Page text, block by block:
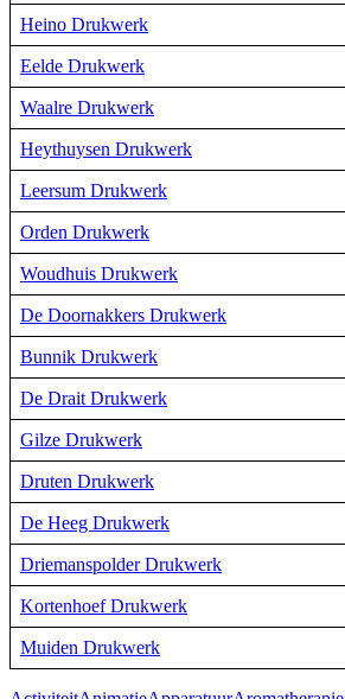
Heino Drukwerk
Eelde Drukwerk
Waalre Drukwerk
Heythuysen Drukwerk
Leersum Drukwerk
Orden Drukwerk
Woudhuis Drukwerk
De Doornakkers Drukwerk
Bunnik Drukwerk
De Drait Drukwerk
Gilze Drukwerk
Druten Drukwerk
De Heeg Drukwerk
Driemanspolder Drukwerk
Kortenhoef Drukwerk
Muiden Drukwerk